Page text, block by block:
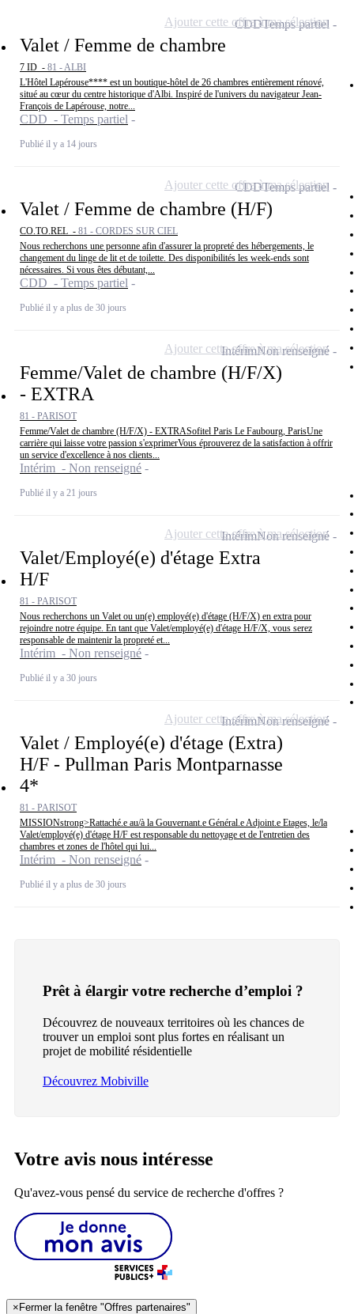
Valet / Femme de chambre
7 ID - 81 - ALBI
L'Hôtel Lapérouse**** est un boutique-hôtel de 26 chambres entièrement rénové,
situé au cœur du centre historique d'Albi. Inspiré de l'univers du navigateur Jean-
François de Lapérouse, notre...
CDD - Temps partiel
Publié il y a 14 jours
CDDTemps partiel
Ajouter cette offre à ma sélection
Valet / Femme de chambre (H/F)
CO.TO.REL - 81 - CORDES SUR CIEL
Nous recherchons une personne afin d'assurer la propreté des hébergements, le
changement du linge de lit et de toilette. Des disponibilités les week-ends sont
nécessaires. Si vous êtes débutant,...
CDD - Temps partiel
Publié il y a plus de 30 jours
CDDTemps partiel
Ajouter cette offre à ma sélection
Femme/Valet de chambre (H/F/X)
- EXTRA
81 - PARISOT
Femme/Valet de chambre (H/F/X) - EXTRASofitel Paris Le Faubourg, ParisUne
carrière qui laisse votre passion s'exprimerVous éprouverez de la satisfaction à offrir
un service d'excellence à nos clients...
Intérim - Non renseigné
Publié il y a 21 jours
IntérimNon renseigné
Ajouter cette offre à ma sélection
Valet/Employé(e) d'étage Extra
H/F
81 - PARISOT
Nous recherchons un Valet ou un(e) employé(e) d'étage (H/F/X) en extra pour
rejoindre notre équipe. En tant que Valet/employé(e) d'étage H/F/X, vous serez
responsable de maintenir la propreté et...
Intérim - Non renseigné
Publié il y a 30 jours
IntérimNon renseigné
Ajouter cette offre à ma sélection
Valet / Employé(e) d'étage (Extra)
H/F - Pullman Paris Montparnasse
4*
81 - PARISOT
MISSIONstrong>Rattaché.e au/à la Gouvernant.e Général.e Adjoint.e Etages, le/la
Valet/employé(e) d'étage H/F est responsable du nettoyage et de l'entretien des
chambres et zones de l'hôtel qui lui...
Intérim - Non renseigné
Publié il y a plus de 30 jours
IntérimNon renseigné
Ajouter cette offre à ma sélection
Prêt à élargir votre recherche d’emploi ?
Découvrez de nouveaux territoires où les chances de
trouver un emploi sont plus fortes en réalisant un
projet de mobilité résidentielle
Découvrez Mobiville
Votre avis nous intéresse
Qu'avez-vous pensé du service de recherche d'offres ?
×Fermer la fenêtre "Offres partenaires"